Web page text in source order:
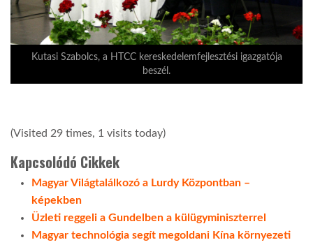
Kutasi Szabolcs, a HTCC kereskedelemfejlesztési igazgatója
beszél.
(Visited 29 times, 1 visits today)
Kapcsolódó Cikkek
Magyar Világtalálkozó a Lurdy Központban –
képekben
Üzleti reggeli a Gundelben a külügyminiszterrel
Magyar technológia segít megoldani Kína környezeti